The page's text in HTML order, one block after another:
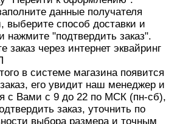
данные получателя
выберите способ доставки и
нажмите "подтвердить заказ".
заказ через интернет эквайринг
в системе магазина появится
его увидит наш менеджер и
с Вами с 9 до 22 по МСК (пн-сб),
заказ, уточнить по
выбора размера и точным